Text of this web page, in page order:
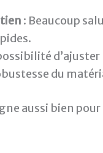
: Beaucoup
du
aussi bien